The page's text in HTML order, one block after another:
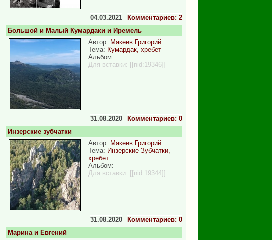
Комментариев: 2
04.03.2021
Большой и Малый Кумардаки и Иремель
Автор: Макеев Григорий
Тема: Кумардак, хребет
Альбом:
Для вставки: [[nid:19346]]
Комментариев: 0
31.08.2020
Инзерские зубчатки
Автор: Макеев Григорий
Тема: Инзерские Зубчатки,
хребет
Альбом:
Для вставки: [[nid:19344]]
Комментариев: 0
31.08.2020
Марина и Евгений